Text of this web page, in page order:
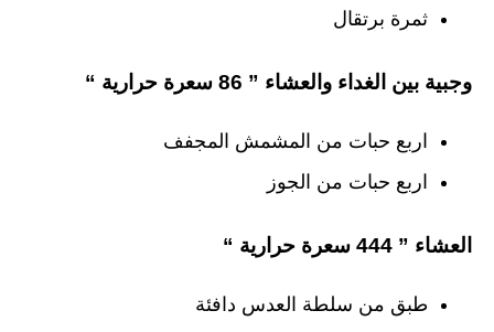
ثمرة برتقال
وجبية بين الغداء والعشاء ” 86 سعرة حرارية “
اربع حبات من المشمش المجفف
اربع حبات من الجوز
العشاء ” 444 سعرة حرارية “
طبق من سلطة العدس دافئة